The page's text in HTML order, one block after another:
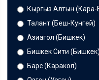
Кыргыз Алтын (Кара-
Талант (Беш-Кунгей)
Азиагол (Бишкек)
Бишкек Сити (Бишкек)
Барс (Каракол)